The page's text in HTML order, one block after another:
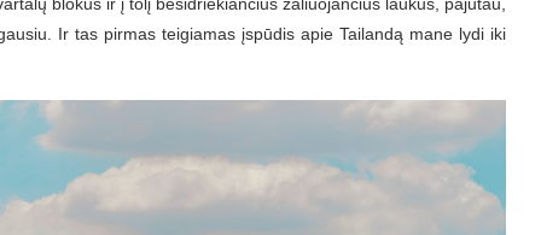
blokus ir į tolį besidriekiančius žaliuojančius laukus, pajutau,
Ir tas pirmas teigiamas įspūdis apie Tailandą mane lydi iki